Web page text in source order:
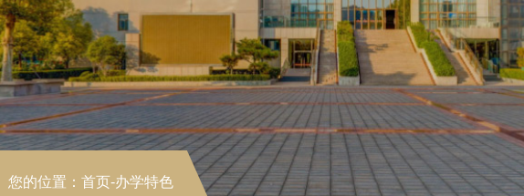
您的位置：首页-办学特色